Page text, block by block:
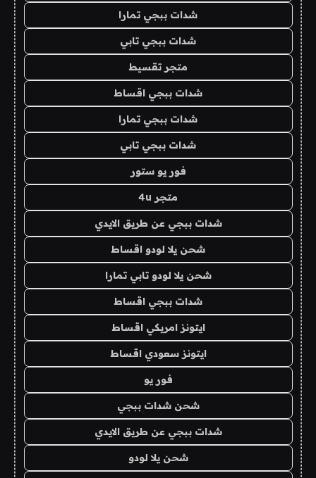
شدات ببجي تمارا
شدات ببجي تابي
متجر تقسيط
شدات ببجي اقساط
شدات ببجي تمارا
شدات ببجي تابي
فور يو ستور
متجر 4u
شدات ببجي عن طريق الايدي
شحن يلا لودو اقساط
شحن يلا لودو تابي تمارا
شدات ببجي اقساط
ايتونز امريكي اقساط
ايتونز سعودي اقساط
فور يو
شحن شدات ببجي
شدات ببجي عن طريق الايدي
شحن يلا لودو